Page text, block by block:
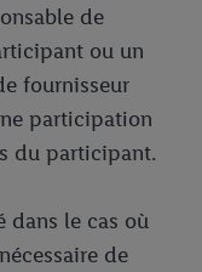
de
ou un
fournisseur
participation
du participant.
dans le cas où
de